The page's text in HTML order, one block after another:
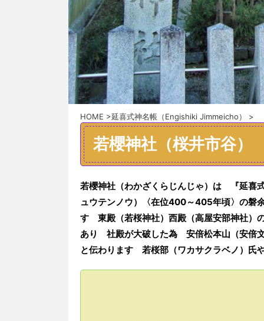
HOME >延喜式神名帳（Engishiki Jimmeicho） >
若櫻神社（桜井市谷）
若櫻神社（わかざくらじんじゃ） は
『延
ュウテンノウ）〈在位400～405年頃〉の磐
す 東殿（若桜神社）西殿（高屋安部神社）
あり 社殿が大破した為 安倍松本山（安倍
と伝わります 若桜部（ワカサクラベノ）氏